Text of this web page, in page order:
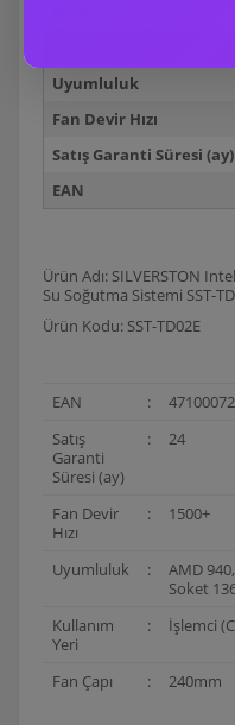
Uyumluluk
Fan Devir Hızı
Satış Garanti Süresi (ay)
EAN
Ürün Adı: SILVERSTON
Su Soğutma Sistemi SST-
Ürün Kodu: SST-TD02E
EAN :
Satış
Garanti
Süresi (ay)
: 24
Fan Devir
Hızı
: 1500+
Uyumluluk :
AMD
Soket
Kullanım
Yeri
: İşlemci
Fan Çapı : 240mm